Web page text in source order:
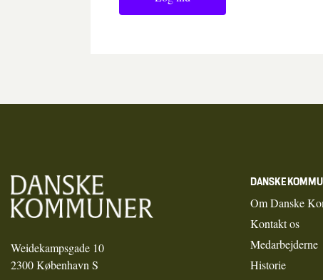
Weidekampsgade 10
2300 København S
DANSKE
Om Danske
Kontakt os
Medarbejderne
Historie